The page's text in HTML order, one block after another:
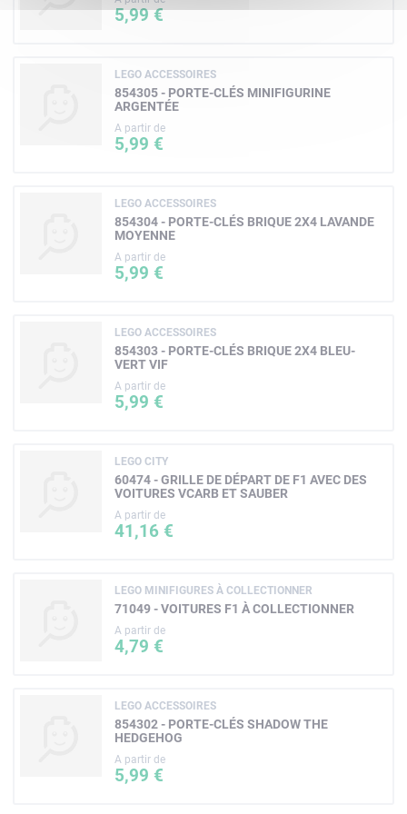
5,99 €
LEGO ACCESSOIRES
854305 - PORTE-CLÉS MINIFIGURINE
ARGENTÉE
A partir de
5,99 €
LEGO ACCESSOIRES
854304 - PORTE-CLÉS BRIQUE 2X4 LAVANDE
MOYENNE
A partir de
5,99 €
LEGO ACCESSOIRES
854303 - PORTE-CLÉS BRIQUE 2X4 BLEU-
VERT VIF
A partir de
5,99 €
LEGO CITY
60474 - GRILLE DE DÉPART DE F1 AVEC DES
VOITURES VCARB ET SAUBER
A partir de
41,16 €
LEGO MINIFIGURES À COLLECTIONNER
71049 - VOITURES F1 À COLLECTIONNER
A partir de
4,79 €
LEGO ACCESSOIRES
854302 - PORTE-CLÉS SHADOW THE
HEDGEHOG
A partir de
5,99 €